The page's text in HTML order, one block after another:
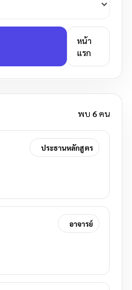
หน้า
แรก
พบ 6 คน
ประธานหลักสูตร
อาจารย์